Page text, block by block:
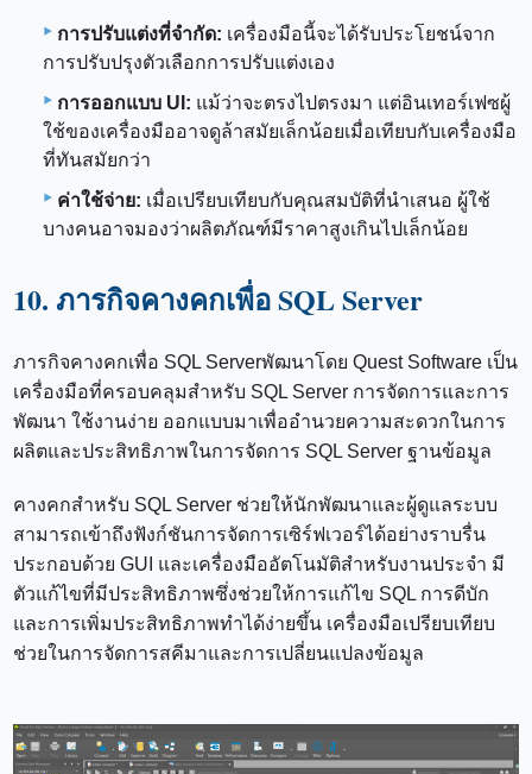
การปรับแต่งที่จำกัด: เครื่องมือนี้จะได้รับประโยชน์จาก
การปรับปรุงตัวเลือกการปรับแต่งเอง
การออกแบบ UI: แม้ว่าจะตรงไปตรงมา แต่อินเทอร์เฟซผู้
ใช้ของเครื่องมืออาจดูล้าสมัยเล็กน้อยเมื่อเทียบกับเครื่องมือ
ที่ทันสมัยกว่า
ค่าใช้จ่าย: เมื่อเปรียบเทียบกับคุณสมบัติที่นำเสนอ ผู้ใช้
บางคนอาจมองว่าผลิตภัณฑ์มีราคาสูงเกินไปเล็กน้อย
10. ภารกิจคางคกเพื่อ SQL Server
ภารกิจคางคกเพื่อ SQL Serverพัฒนาโดย Quest Software เป็น
เครื่องมือที่ครอบคลุมสำหรับ SQL Server การจัดการและการ
พัฒนา ใช้งานง่าย ออกแบบมาเพื่ออำนวยความสะดวกในการ
ผลิตและประสิทธิภาพในการจัดการ SQL Server ฐานข้อมูล
คางคกสำหรับ SQL Server ช่วยให้นักพัฒนาและผู้ดูแลระบบ
สามารถเข้าถึงฟังก์ชันการจัดการเซิร์ฟเวอร์ได้อย่างราบรื่น
ประกอบด้วย GUI และเครื่องมืออัตโนมัติสำหรับงานประจำ มี
ตัวแก้ไขที่มีประสิทธิภาพซึ่งช่วยให้การแก้ไข SQL การดีบัก
และการเพิ่มประสิทธิภาพทำได้ง่ายขึ้น เครื่องมือเปรียบเทียบ
ช่วยในการจัดการสคีมาและการเปลี่ยนแปลงข้อมูล